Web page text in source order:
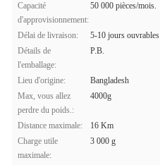
Capacité
d'approvisionnement:
50 000 pièces/mois.
Délai de livraison:
5-10 jours ouvrables
Détails de
l'emballage:
P.B.
Lieu d'origine:
Bangladesh
Max, vous allez
perdre du poids.:
4000g
Distance maximale:
16 Km
Charge utile
maximale:
3 000 g